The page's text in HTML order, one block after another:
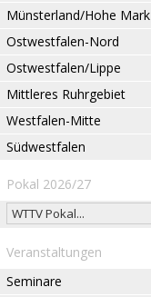
Münsterland/Hohe Mark
Ostwestfalen-Nord
Ostwestfalen/Lippe
Mittleres Ruhrgebiet
Westfalen-Mitte
Südwestfalen
Pokal 2026/27
Veranstaltungen
Seminare